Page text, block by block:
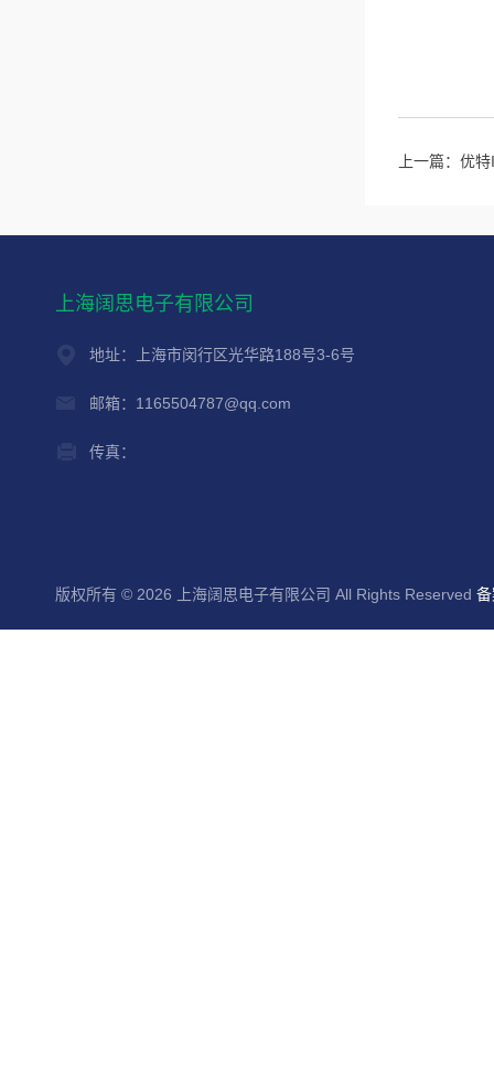
上一篇： 优
上海阔思电子有限公司
地址：上海市闵行区光华路188号3-6号
邮箱：1165504787@qq.com
传真：
版权所有 © 2026 上海阔思电子有限公司 All Rights Reserved